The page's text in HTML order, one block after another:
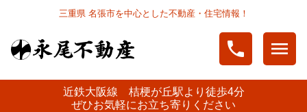
三重県 名張市を中心とした不動産・住宅情報！
phone menu
近鉄大阪線 桔梗が丘駅より徒歩4分
ぜひお気軽にお立ち寄りください